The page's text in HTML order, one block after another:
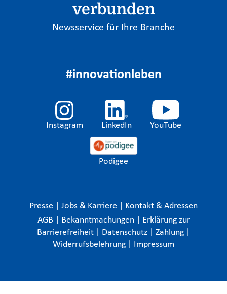
verbunden
Newsservice für Ihre Branche
#innovationleben
Instagram LinkedIn YouTube
Podigee
Presse Jobs & Karriere
Kontakt & Adressen
AGB
Bekanntmachungen
Erklärung zur
Barrierefreiheit
Datenschutz Zahlung
Widerrufsbelehrung
Impressum